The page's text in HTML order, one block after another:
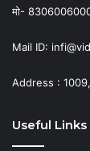
मो-
Mail ID:
Address :
Useful Links